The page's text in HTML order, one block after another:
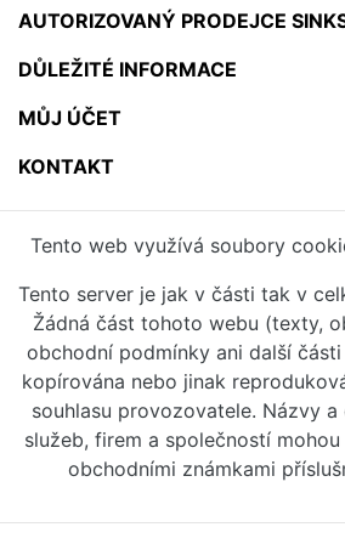
AUTORIZOVANÝ PRODEJCE
DŮLEŽITÉ INFORMACE
MŮJ ÚČET
KONTAKT
Tento web využívá soubory
Tento server je jak v části tak v
Žádná část tohoto webu (texty,
obchodní podmínky ani další
kopírována nebo jinak
souhlasu provozovatele. Názvy
služeb, firem a společností
obchodními známkami